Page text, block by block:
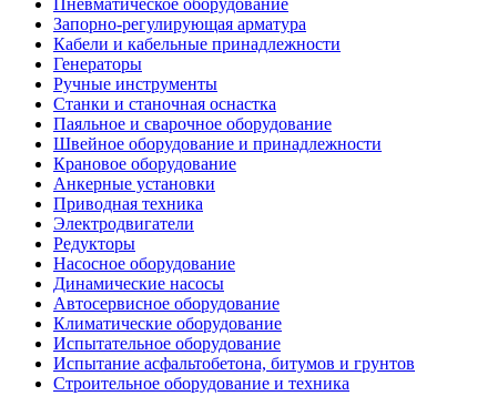
Пневматическое оборудование
Запорно-регулирующая арматура
Кабели и кабельные принадлежности
Генераторы
Ручные инструменты
Станки и станочная оснастка
Паяльное и сварочное оборудование
Швейное оборудование и принадлежности
Крановое оборудование
Анкерные установки
Приводная техника
Электродвигатели
Редукторы
Насосное оборудование
Динамические насосы
Автосервисное оборудование
Климатические оборудование
Испытательное оборудование
Испытание асфальтобетона, битумов и грунтов
Строительное оборудование и техника